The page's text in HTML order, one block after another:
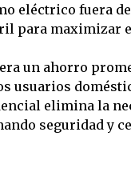
eléctrico fuera
para maximizar
un ahorro
usuarios
elimina la
seguridad y